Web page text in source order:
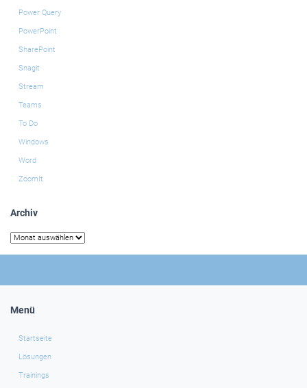
Power Query
PowerPoint
SharePoint
Snagit
Stream
Teams
To Do
Windows
Word
ZoomIt
Archiv
Archiv
Menü
Startseite
Lösungen
Trainings